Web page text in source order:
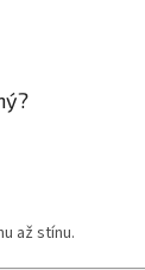
až stínu.